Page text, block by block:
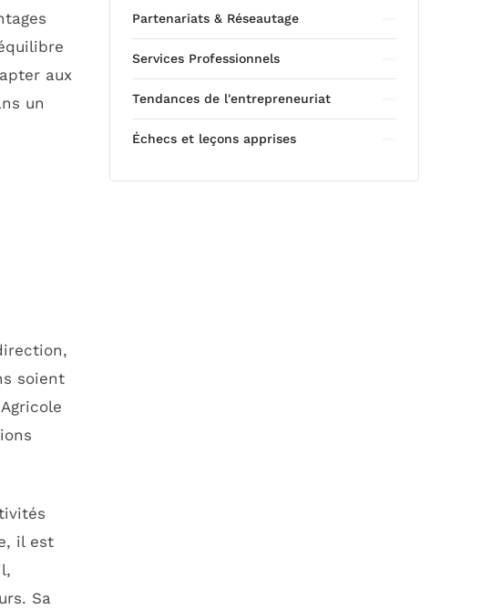
aux
un
soient
il est
Sa
Partenariats & Réseautage
Services Professionnels
Tendances de l'entrepreneuriat
Échecs et leçons apprises